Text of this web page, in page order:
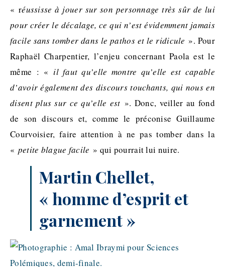
« réussisse à jouer sur son personnage très sûr de lui
pour créer le décalage, ce qui n’est évidemment jamais
facile sans tomber dans le pathos et le ridicule ». Pour
Raphaël Charpentier, l’enjeu concernant Paola est le
même : « il faut qu’elle montre qu’elle est capable
d’avoir également des discours touchants, qui nous en
disent plus sur ce qu’elle est ». Donc, veiller au fond
de son discours et, comme le préconise Guillaume
Courvoisier, faire attention à ne pas tomber dans la
« petite blague facile » qui pourrait lui nuire.
Martin Chellet,
« homme d’esprit et
garnement »